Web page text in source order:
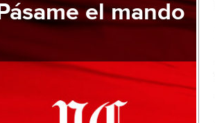
Pásame el mando